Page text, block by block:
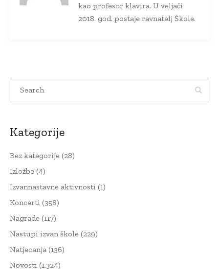
kao profesor klavira. U veljači
2018. god. postaje ravnatelj Škole.
Kategorije
Bez kategorije (28)
Izložbe (4)
Izvannastavne aktivnosti (1)
Koncerti (358)
Nagrade (117)
Nastupi izvan škole (229)
Natjecanja (136)
Novosti (1.324)